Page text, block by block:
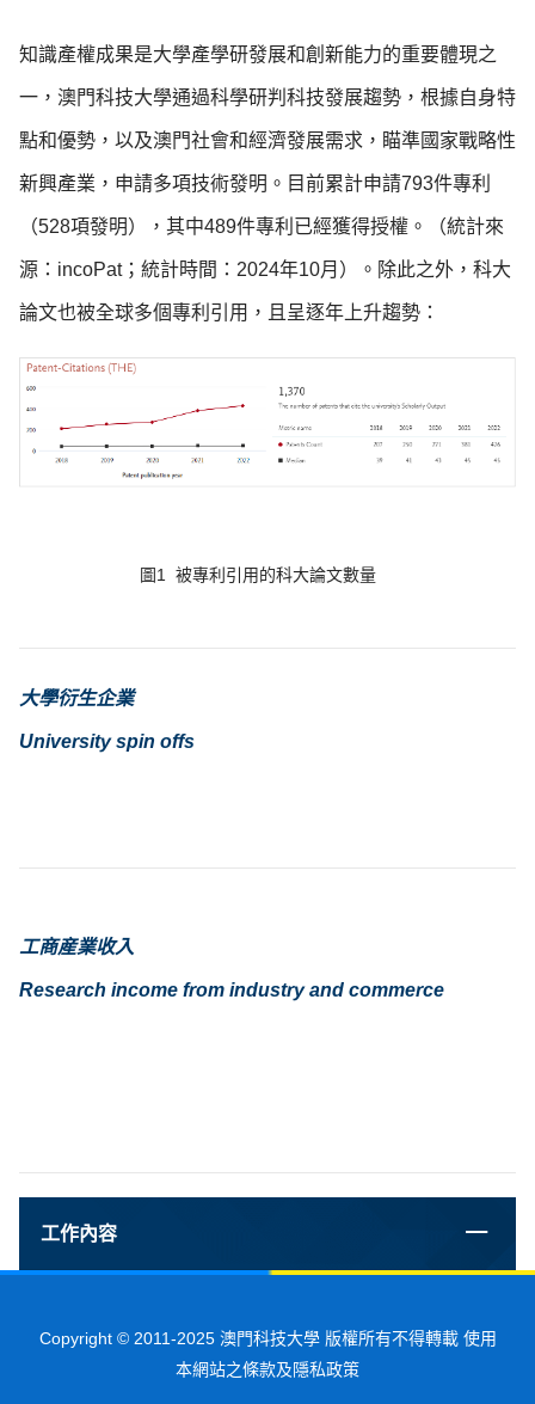
知識產權成果是大學產學研發展和創新能力的重要體現之
一，澳門科技大學通過科學研判科技發展趨勢，根據自身特
點和優勢，以及澳門社會和經濟發展需求，瞄準國家戰略性
新興產業，申請多項技術發明。目前累計申請793件專利
（528項發明），其中489件專利已經獲得授權。（統計來
源：incoPat；統計時間：2024年10月）。除此之外，科大
論文也被全球多個專利引用，且呈逐年上升趨勢：
圖1 被專利引用的科大論文數量
大學衍生企業
University spin offs
工商産業收入
Research income from industry and commerce
工作內容
Copyright © 2011-2025 澳門科技大學 版權所有不得轉載 使用
本網站之條款及隱私政策